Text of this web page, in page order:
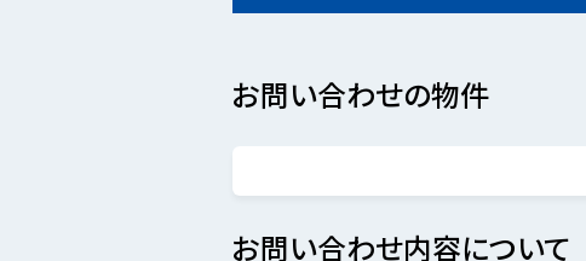
お問い合わせの物件
お問い合わせ内容について